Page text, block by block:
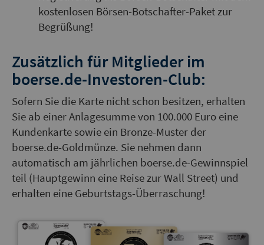
kostenlosen Börsen-Botschafter-Paket zur
Begrüßung!
Zusätzlich für Mitglieder im
boerse.de-Investoren-Club:
Sofern Sie die Karte nicht schon besitzen, erhalten
Sie ab einer Anlagesumme von 100.000 Euro eine
Kundenkarte sowie ein Bronze-Muster der
boerse.de-Goldmünze. Sie nehmen dann
automatisch am jährlichen boerse.de-Gewinnspiel
teil (Hauptgewinn eine Reise zur Wall Street) und
erhalten eine Geburtstags-Überraschung!